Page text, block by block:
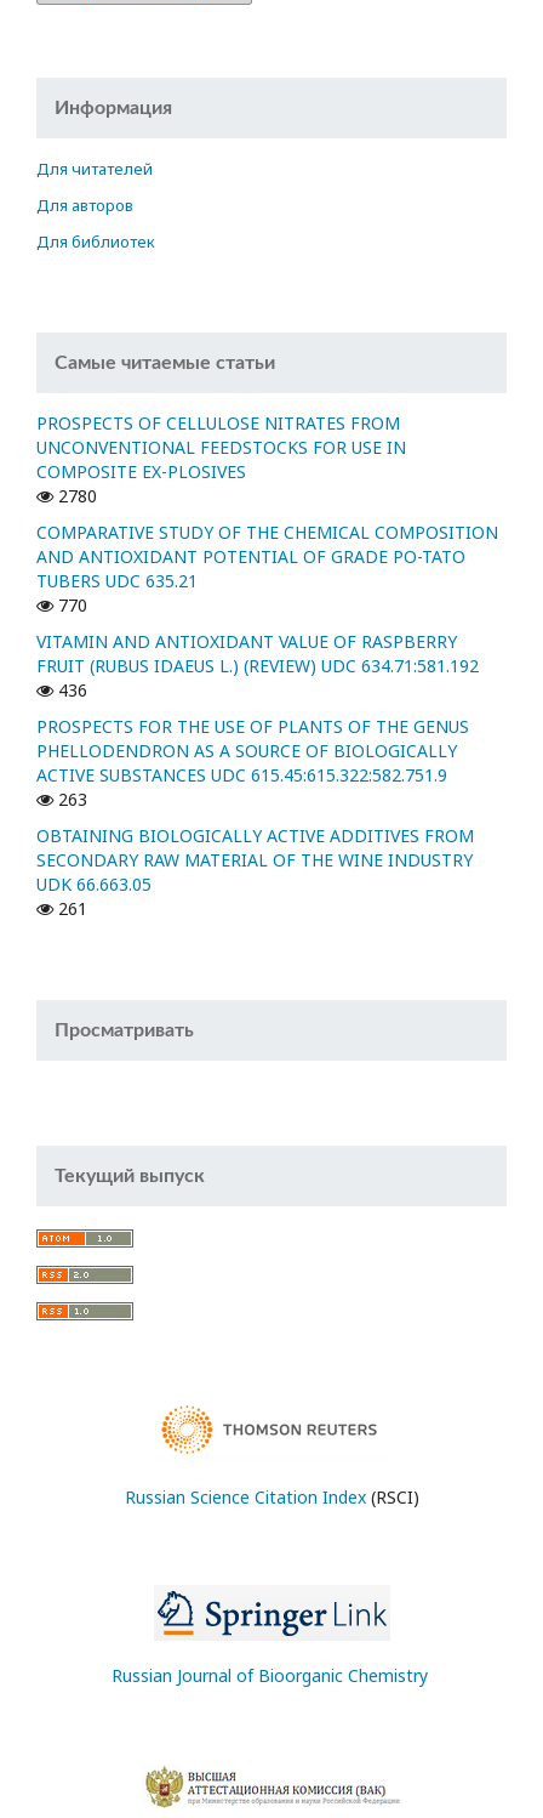
Информация
Для читателей
Для авторов
Для библиотек
Самые читаемые статьи
PROSPECTS OF CELLULOSE NITRATES FROM
UNCONVENTIONAL FEEDSTOCKS FOR USE IN
COMPOSITE EX-PLOSIVES
2780
COMPARATIVE STUDY OF THE CHEMICAL COMPOSITION
AND ANTIOXIDANT POTENTIAL OF GRADE PO-TATO
TUBERS UDC 635.21
770
VITAMIN AND ANTIOXIDANT VALUE OF RASPBERRY
FRUIT (RUBUS IDAEUS L.) (REVIEW) UDC 634.71:581.192
436
PROSPECTS FOR THE USE OF PLANTS OF THE GENUS
PHELLODENDRON AS A SOURCE OF BIOLOGICALLY
ACTIVE SUBSTANCES UDC 615.45:615.322:582.751.9
263
OBTAINING BIOLOGICALLY ACTIVE ADDITIVES FROM
SECONDARY RAW MATERIAL OF THE WINE INDUSTRY
UDK 66.663.05
261
Просматривать
Текущий выпуск
Russian Science Citation Index(RSCI)
Russian Journal of Bioorganic Chemistry